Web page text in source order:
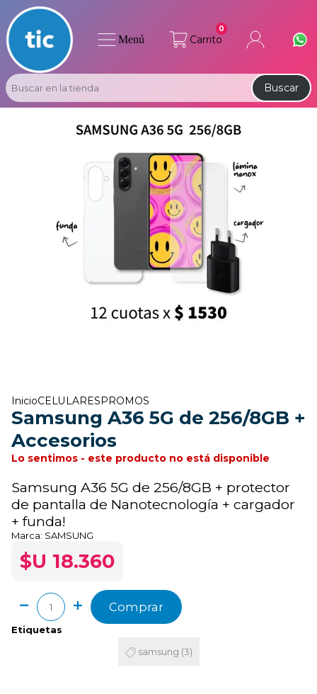
Carrito
0
Buscar
Menú
InicioCELULARES PROMOS
Samsung A36 5G de 256/8GB +
Accesorios
Lo sentimos - este producto no está disponible
Samsung A36 5G de 256/8GB + protector
de pantalla de Nanotecnología + cargador
+ funda!
Marca: SAMSUNG
$U 18.360
Comprar
Etiquetas
samsung (3)